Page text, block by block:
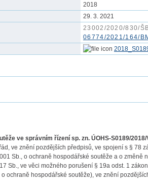
2018
29. 3. 2021
23002/2020/830/
06774/2021/164/
ve správním řízení sp. zn. ÚOHS-S0189/2018/
ve znění pozdějších předpisů, ve spojení s § 78
Sb., o ochraně hospodářské soutěže a o změně
Sb., ve věci možného porušení § 19a odst. 1
ochraně hospodářské soutěže), ve znění